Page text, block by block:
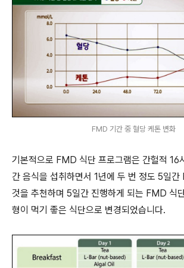
FMD 기간 중 혈당 케톤 변화
기본적으로 FMD 식단 프로그램은 간헐적 16
간 음식을 섭취하면서 1년에 두 번 정도 5일
것을 추천하며 5일간 진행하게 되는 FMD 식
형이 먹기 좋은 식단으로 변경되었습니다.